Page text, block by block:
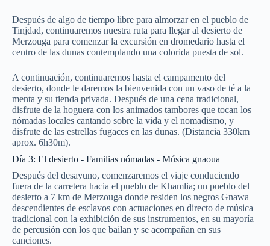
Después de algo de tiempo libre para almorzar en el pueblo de
Tinjdad, continuaremos nuestra ruta para llegar al desierto de
Merzouga para comenzar la excursión en dromedario hasta el
centro de las dunas contemplando una colorida puesta de sol.
A continuación, continuaremos hasta el campamento del
desierto, donde le daremos la bienvenida con un vaso de té a la
menta y su tienda privada. Después de una cena tradicional,
disfrute de la hoguera con los animados tambores que tocan los
nómadas locales cantando sobre la vida y el nomadismo, y
disfrute de las estrellas fugaces en las dunas. (Distancia 330km
aprox. 6h30m).
Día 3: El desierto - Familias nómadas - Música gnaoua
Después del desayuno, comenzaremos el viaje conduciendo
fuera de la carretera hacia el pueblo de Khamlia; un pueblo del
desierto a 7 km de Merzouga donde residen los negros Gnawa
descendientes de esclavos con actuaciones en directo de música
tradicional con la exhibición de sus instrumentos, en su mayoría
de percusión con los que bailan y se acompañan en sus
canciones.